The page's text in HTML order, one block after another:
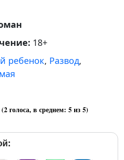
18+
ребенок, Развод,
(2голоса, в среднем: 5из 5)